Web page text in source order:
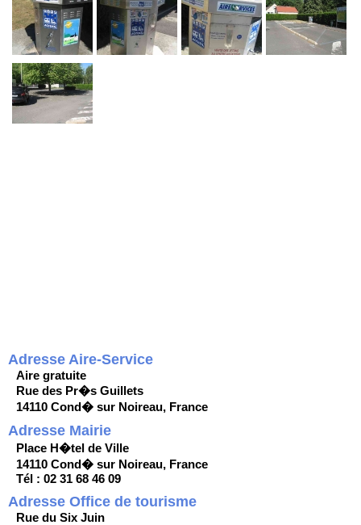
Adresse Aire-Service
Aire gratuite
Rue des Pr�s Guillets
14110 Cond� sur Noireau, France
Adresse Mairie
Place H�tel de Ville
14110 Cond� sur Noireau, France
Tél : 02 31 68 46 09
Adresse Office de tourisme
Rue du Six Juin